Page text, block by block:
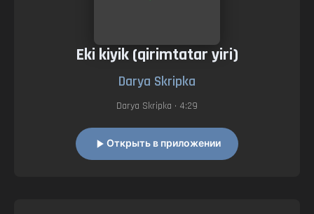
Eki kiyik (qirimtatar yiri)
Darya Skripka
Darya Skripka • 4:29
Открыть в приложении